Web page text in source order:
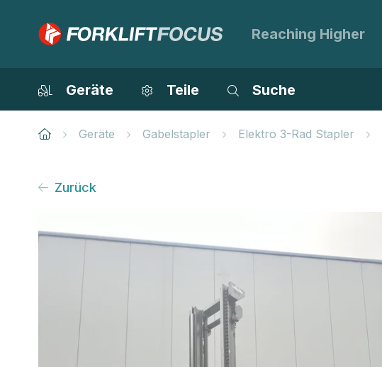
Reaching Higher
Geräte Teile Suche
Geräte Gabelstapler Elektro 3-Rad Stapler
Zurück